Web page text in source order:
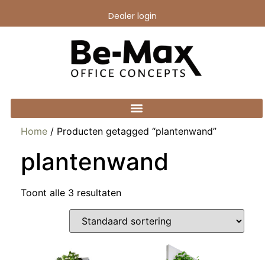
Dealer login
Home / Producten getagged “plantenwand”
plantenwand
Toont alle 3 resultaten